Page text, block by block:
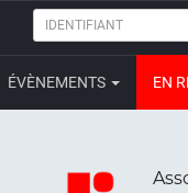
IDENTIFIANT
ÉVÈNEMENTS EN